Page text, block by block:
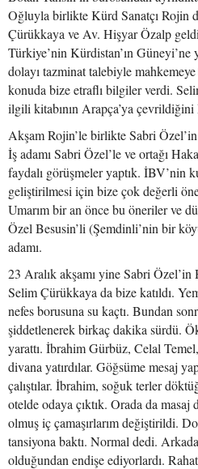
Oğluyla birlikte Kürd Sanatçı Rojin
Çürükkaya ve Av. Hişyar Özalp
Türkiye’nin Kürdistan’ın Güneyi’ne
dolayı tazminat talebiyle mahkemeye
konuda bize etraflı bilgiler verdi.
ilgili kitabının Arapça’ya çevrildiğini
Akşam Rojin’le birlikte Sabri
İş adamı Sabri Özel’le ve ortağı
faydalı görüşmeler yaptık. İBV’nin
geliştirilmesi için bize çok değerli
Umarım bir an önce bu öneriler ve
Özel Besusin’li (Şemdinli’nin bir
adamı.
23 Aralık akşamı yine Sabri
Selim Çürükkaya da bize katıldı.
nefes borusuna su kaçtı. Bundan
şiddetlenerek birkaç dakika sürdü.
yarattı. İbrahim Gürbüz, Celal
divana yatırdılar. Göğsüme mesaj
çalıştılar. İbrahim, soğuk terler
otelde odaya çıktık. Orada da masaj
olmuş iç çamaşırlarım değiştirildi.
tansiyona baktı. Normal dedi.
olduğundan endişe ediyorlardı.